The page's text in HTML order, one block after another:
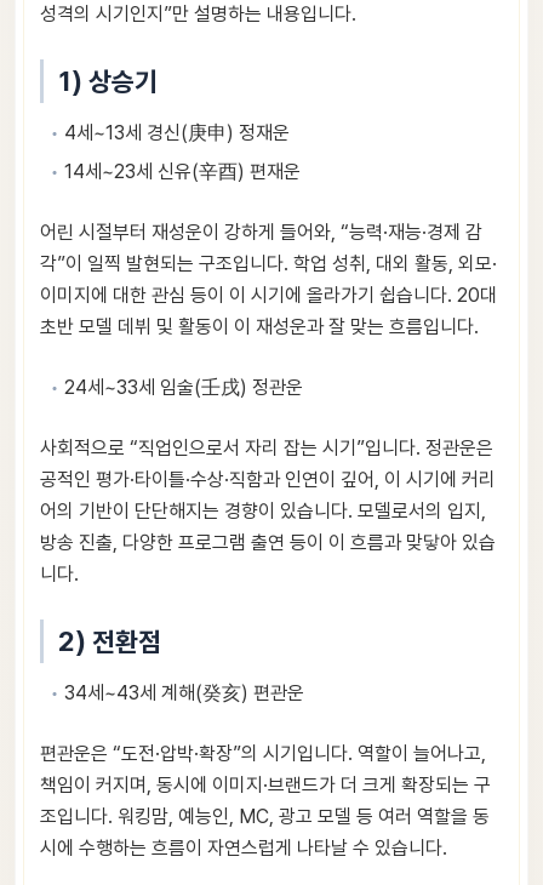
성격의 시기인지”만 설명하는 내용입니다.
1) 상승기
4세~13세 경신(庚申) 정재운
14세~23세 신유(辛酉) 편재운
어린 시절부터 재성운이 강하게 들어와, “능력·재능·경제 감
각”이 일찍 발현되는 구조입니다. 학업 성취, 대외 활동, 외모·
이미지에 대한 관심 등이 이 시기에 올라가기 쉽습니다. 20대
초반 모델 데뷔 및 활동이 이 재성운과 잘 맞는 흐름입니다.
24세~33세 임술(壬戌) 정관운
사회적으로 “직업인으로서 자리 잡는 시기”입니다. 정관운은
공적인 평가·타이틀·수상·직함과 인연이 깊어, 이 시기에 커리
어의 기반이 단단해지는 경향이 있습니다. 모델로서의 입지,
방송 진출, 다양한 프로그램 출연 등이 이 흐름과 맞닿아 있습
니다.
2) 전환점
34세~43세 계해(癸亥) 편관운
편관운은 “도전·압박·확장”의 시기입니다. 역할이 늘어나고,
책임이 커지며, 동시에 이미지·브랜드가 더 크게 확장되는 구
조입니다. 워킹맘, 예능인, MC, 광고 모델 등 여러 역할을 동
시에 수행하는 흐름이 자연스럽게 나타날 수 있습니다.